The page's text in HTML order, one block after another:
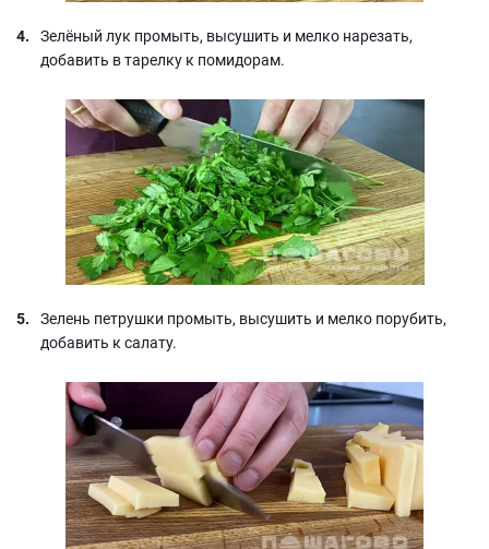
Зелёный лук промыть, высушить и мелко нарезать,
добавить в тарелку к помидорам.
Зелень петрушки промыть, высушить и мелко порубить,
добавить к салату.